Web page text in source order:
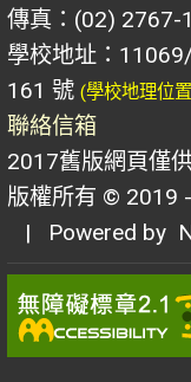
傳真：(02) 2767-
學校地址：
161 號 (學校地理位
聯絡信箱
2017舊版網頁僅
版權所有 © 2019
| Powered by